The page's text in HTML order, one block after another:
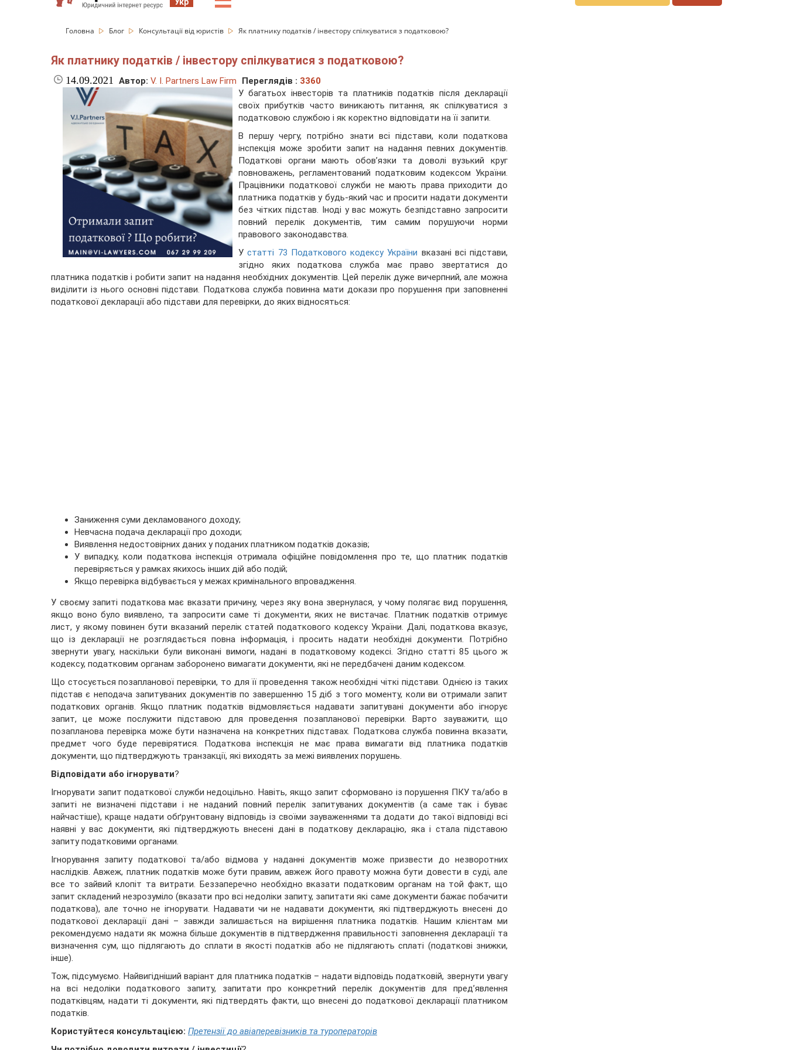
Головна Блог Консультації від юристів Як платнику податків / інвестору спілкуватися з податковою?
Як платнику податків / інвестору спілкуватися з податковою?
14.09.2021 Автор: V. I. Partners Law Firm Переглядів : 3360
У багатьох інвесторів та платників податків після декларації
своїх прибутків часто виникають питання, як спілкуватися з
податковою службою і як коректно відповідати на її запити.
В першу чергу, потрібно знати всі підстави, коли податкова
інспекція може зробити запит на надання певних документів.
Податкові органи мають обов’язки та доволі вузький круг
повноважень, регламентований податковим кодексом України.
Працівники податкової служби не мають права приходити до
платника податків у будь-який час и просити надати документи
без чітких підстав. Іноді у вас можуть безпідставно запросити
повний перелік документів, тим самим порушуючи норми
правового законодавства.
Устатті 73 Податкового кодексу України вказані всі підстави,
згідно яких податкова служба має право звертатися до
платника податків і робити запит на надання необхідних документів. Цей перелік дуже вичерпний, але можна
виділити із нього основні підстави. Податкова служба повинна мати докази про порушення при заповненні
податкової декларації або підстави для перевірки, до яких відносяться:
Заниження суми декламованого доходу;
Невчасна подача декларації про доходи;
Виявлення недостовірних даних у поданих платником податків доказів;
У випадку, коли податкова інспекція отримала офіційне повідомлення про те, що платник податків
перевіряється у рамках якихось інших дій або подій;
Якщо перевірка відбувається у межах кримінального впровадження.
У своєму запиті податкова має вказати причину, через яку вона звернулася, у чому полягає вид порушення,
якщо воно було виявлено, та запросити саме ті документи, яких не вистачає. Платник податків отримує
лист, у якому повинен бути вказаний перелік статей податкового кодексу України. Далі, податкова вказує,
що із декларації не розглядається повна інформація, і просить надати необхідні документи. Потрібно
звернути увагу, наскільки були виконані вимоги, надані в податковому кодексі. Згідно статті 85 цього ж
кодексу, податковим органам заборонено вимагати документи, які не передбачені даним кодексом.
Що стосується позапланової перевірки, то для її проведення також необхідні чіткі підстави. Однією із таких
підстав є неподача запитуваних документів по завершенню 15 діб з того моменту, коли ви отримали запит
податкових органів. Якщо платник податків відмовляється надавати запитувані документи або ігнорує
запит, це може послужити підставою для проведення позапланової перевірки. Варто зауважити, що
позапланова перевірка може бути назначена на конкретних підставах. Податкова служба повинна вказати,
предмет чого буде перевірятися. Податкова інспекція не має права вимагати від платника податків
документи, що підтверджують транзакції, які виходять за межі виявлених порушень.
Відповідати або ігнорувати?
Ігнорувати запит податкової служби недоцільно. Навіть, якщо запит сформовано із порушення ПКУ та/або в
запиті не визначені підстави і не наданий повний перелік запитуваних документів (а саме так і буває
найчастіше), краще надати обґрунтовану відповідь із своїми зауваженнями та додати до такої відповіді всі
наявні у вас документи, які підтверджують внесені дані в податкову декларацію, яка і стала підставою
запиту податковими органами.
Ігнорування запиту податкової та/або відмова у наданні документів може призвести до незворотних
наслідків. Авжеж, платник податків може бути правим, авжеж його правоту можна бути довести в суді, але
все то зайвий клопіт та витрати. Беззаперечно необхідно вказати податковим органам на той факт, що
запит складений незрозуміло (вказати про всі недоліки запиту, запитати які саме документи бажає побачити
податкова), але точно не ігнорувати. Надавати чи не надавати документи, які підтверджують внесені до
податкової декларації дані – завжди залишається на вирішення платника податків. Нашим клієнтам ми
рекомендуємо надати як можна більше документів в підтвердження правильності заповнення декларації та
визначення сум, що підлягають до сплати в якості податків або не підлягають сплаті (податкові знижки,
інше).
Тож, підсумуємо. Найвигідніший варіант для платника податків – надати відповідь податковій, звернути увагу
на всі недоліки податкового запиту, запитати про конкретний перелік документів для пред’явлення
податківцям, надати ті документи, які підтвердять факти, що внесені до податкової декларації платником
податків.
Користуйтеся консультацією: Претензії до авіаперевізників та туроператорів